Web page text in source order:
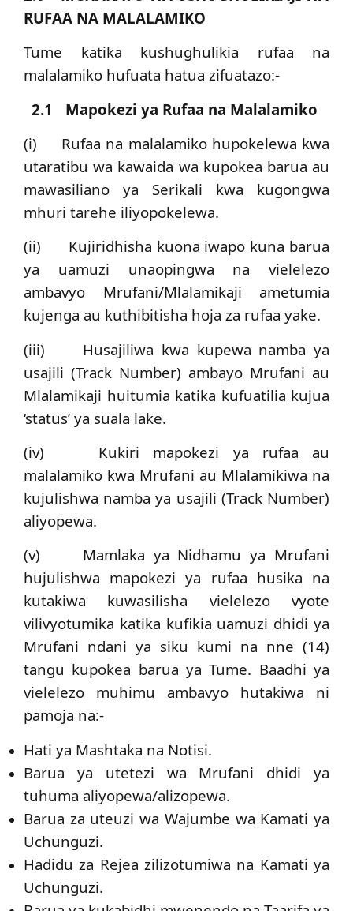
RUFAA NA MALALAMIKO
Tume katika
kushughulikia rufaa na
malalamiko hufuata hatua zifuatazo:-
2.1
Mapokezi ya Rufaa na Malalamiko
(i) Rufaa na malalamiko hupokelewa kwa
utaratibu wa kawaida wa kupokea barua au
mawasiliano ya Serikali kwa kugongwa
mhuri tarehe iliyopokelewa.
(ii) Kujiridhisha kuona iwapo kuna barua
ya uamuzi unaopingwa na vielelezo
ambavyo Mrufani/Mlalamikaji ametumia
kujenga au kuthibitisha hoja za rufaa yake.
(iii) Husajiliwa kwa kupewa namba ya
usajili (Track Number) ambayo Mrufani au
Mlalamikaji huitumia katika kufuatilia kujua
‘status’ ya suala lake.
(iv) Kukiri mapokezi ya rufaa au
malalamiko kwa Mrufani au Mlalamikiwa na
kujulishwa namba ya usajili (Track Number)
aliyopewa.
(v) Mamlaka ya Nidhamu ya Mrufani
hujulishwa mapokezi ya rufaa husika na
kutakiwa kuwasilisha vielelezo vyote
vilivyotumika katika kufikia uamuzi dhidi ya
Mrufani ndani ya siku kumi na nne (14)
tangu kupokea barua ya Tume. Baadhi ya
vielelezo muhimu ambavyo hutakiwa ni
pamoja na:-
Hati ya Mashtaka na Notisi.
Barua ya utetezi wa Mrufani dhidi ya
tuhuma aliyopewa/alizopewa.
Barua za uteuzi wa Wajumbe wa Kamati ya
Uchunguzi.
Hadidu za Rejea zilizotumiwa na Kamati ya
Uchunguzi.